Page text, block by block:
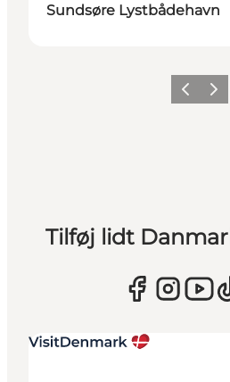
Sundsøre Lystbådehavn
ForrigeNæste
Tilføj lidt